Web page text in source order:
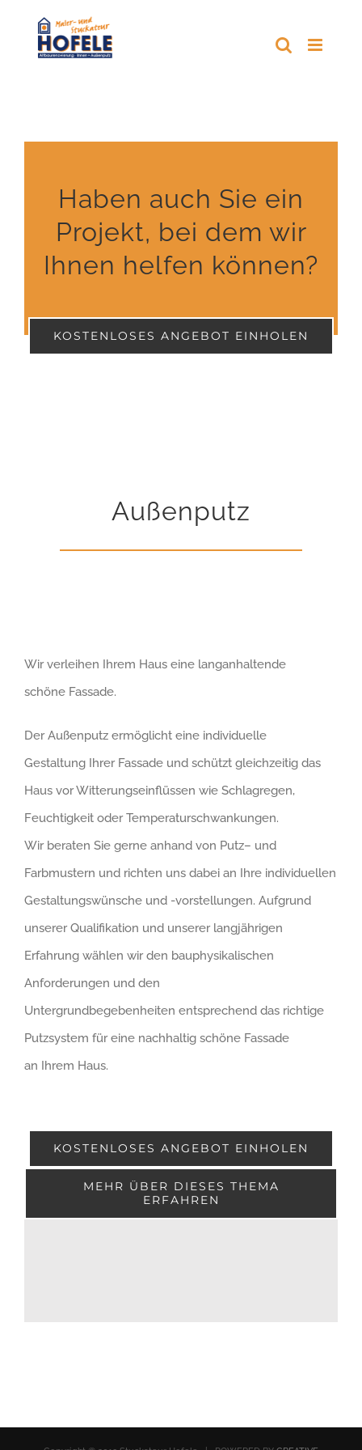
Haben auch Sie ein
Projekt, bei dem wir
Ihnen helfen können?
KOSTENLOSES ANGEBOT EINHOLEN
Außenputz
Wir verleihen Ihrem Haus eine langanhaltende
schöne Fassade.
DerAußenputz ermöglicht eine individuelle
Gestaltung Ihrer Fassade und schützt gleichzeitig das
Haus vor Witterungseinflüssen wie Schlagregen,
Feuchtigkeit oder Temperaturschwankungen.
Wir beraten Sie gerne anhand von Putz– und
Farbmustern und richten uns dabei an Ihre individuellen
Gestaltungswünsche und -vorstellungen. Aufgrund
unserer Qualifikation und unserer langjährigen
Erfahrung wählen wirden bauphysikalischen
Anforderungen und den
Untergrundbegebenheiten entsprechend das richtige
Putzsystem füreine nachhaltig schöne Fassade
an Ihrem Haus.
KOSTENLOSES ANGEBOT EINHOLEN
MEHR ÜBER DIESES THEMA
ERFAHREN